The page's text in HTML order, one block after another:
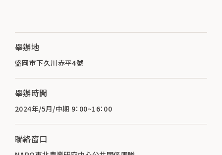
舉辦地
盛岡市下久川赤平4號
舉辦時間
2024年/5月/中期 9：00~16：00
聯絡窗口